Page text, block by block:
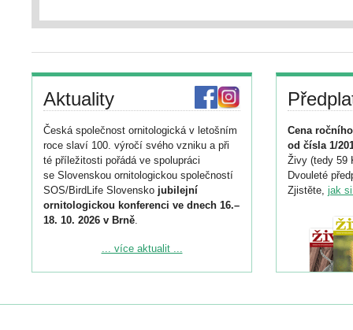
Aktuality
Česká společnost ornitologická v letošním
roce slaví 100. výročí svého vzniku a při
té příležitosti pořádá ve spolupráci
se Slovenskou ornitologickou společností
SOS/BirdLife Slovensko jubilejní
ornitologickou konferenci ve dnech 16.–
18. 10. 2026 v Brně
Podrobnější informace ke konferenci
Registrovat se můžete do 6. září.
... více aktualit ...
Cena
od čísla 1/
Živy (tedy 59
Dvouleté
Zjistěte, jak